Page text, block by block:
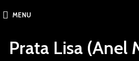
MENU
Prata Lisa (Anel